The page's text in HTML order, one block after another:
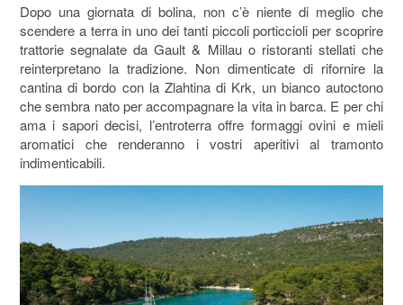
Dopo una giornata di bolina, non c’è niente di meglio che
scendere a terra in uno dei tanti piccoli porticcioli per scoprire
trattorie segnalate da Gault & Millau o ristoranti stellati che
reinterpretano la tradizione. Non dimenticate di rifornire la
cantina di bordo con la Zlahtina di Krk, un bianco autoctono
che sembra nato per accompagnare la vita in barca. E per chi
ama i sapori decisi, l’entroterra offre formaggi ovini e mieli
aromatici che renderanno i vostri aperitivi al tramonto
indimenticabili.